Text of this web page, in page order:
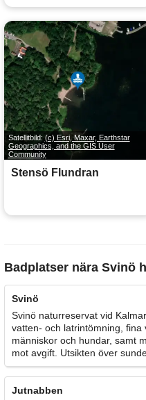
Satellitbild: (c) Esri, Maxar, Earthstar
Geographics, and the GIS User
Community
Stensö Flundran
Badplatser nära Svinö
Svinö
Svinö naturreservat vid
vatten- och latrintömning,
människor och hundar, samt
mot avgift. Utsikten över
Jutnabben